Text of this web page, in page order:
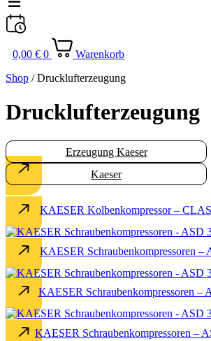
0,00 € 0
Warenkorb
Shop /Drucklufterzeugung
Drucklufterzeugung
Erzeugung Kaeser
Kaeser
KAESER Kolbenkompressor –
KAESER Schraubenkompressoren –
KAESER Schraubenkompressoren –
KAESER Schraubenkompressoren –